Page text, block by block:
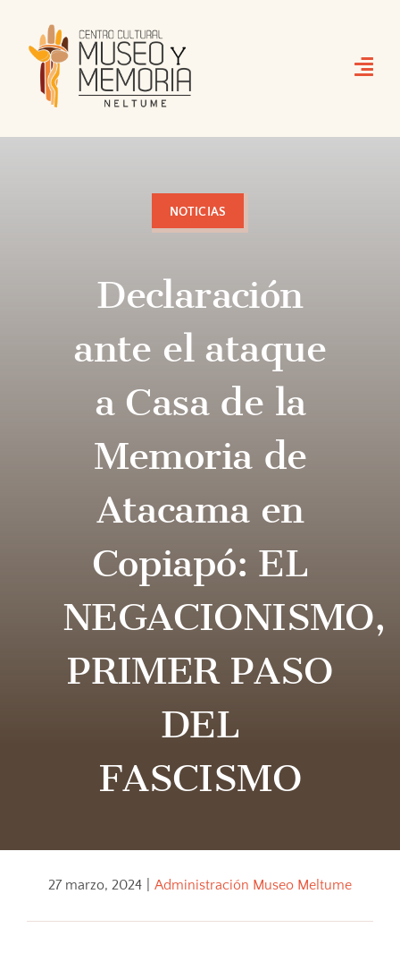
content
NOTICIAS
Declaración
ante el ataque
a Casa de la
Memoria de
Atacama en
Copiapó: EL
NEGACIONISMO,
PRIMER PASO
DEL
FASCISMO
27 marzo, 2024 Administración Museo Meltume